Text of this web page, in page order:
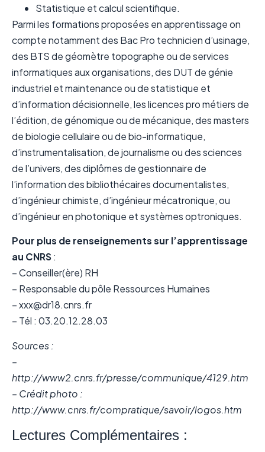
Statistique et calcul scientifique.
Parmi les formations proposées en apprentissage on
compte notamment des Bac Pro technicien d’usinage,
des BTS de géomètre topographe ou de services
informatiques aux organisations, des DUT de génie
industriel et maintenance ou de statistique et
d’information décisionnelle, les licences pro métiers de
l’édition, de génomique ou de mécanique, des masters
de biologie cellulaire ou de bio-informatique,
d’instrumentalisation, de journalisme ou des sciences
de l’univers, des diplômes de gestionnaire de
l’information des bibliothécaires documentalistes,
d’ingénieur chimiste, d’ingénieur mécatronique, ou
d’ingénieur en photonique et systèmes optroniques.
Pour plus de renseignements sur l’apprentissage
au CNRS:
– Conseiller(ère) RH
– Responsable du pôle Ressources Humaines
– xxx@dr18.cnrs.fr
– Tél : 03.20.12.28.03
Sources :
–
http://www2.cnrs.fr/presse/communique/4129.htm
– Crédit photo :
http://www.cnrs.fr/compratique/savoir/logos.htm
Lectures Complémentaires :